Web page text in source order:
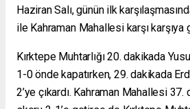
Haziran Salı, günün ilk
ile Kahraman Mahallesi karşı karşıya
Kırktepe Muhtarlığı 20. dakikada
1-0 önde kapatırken, 29. dakikada
2’ye çıkardı. Kahraman Mahallesi